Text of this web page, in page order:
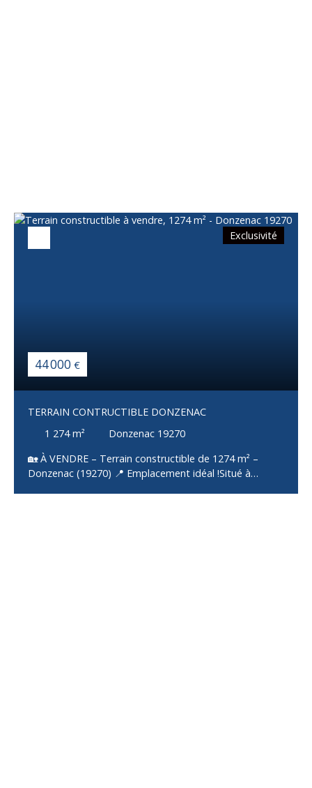
44 000 €
Exclusivité
TERRAIN CONTRUCTIBLE DONZENAC
1 274m²
Donzenac 19270
🏡 À VENDRE – Terrain constructible de 1274 m² –
Donzenac (19270) 📍 Emplacement idéal !Situé à